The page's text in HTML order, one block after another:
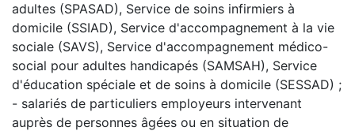
adultes (SPASAD), Service de soins infirmiers à
domicile (SSIAD), Service d'accompagnement à la vie
sociale (SAVS), Service d'accompagnement médico-
social pour adultes handicapés (SAMSAH), Service
d'éducation spéciale et de soins à domicile (SESSAD) ;
- salariés de particuliers employeurs intervenant
auprès de personnes âgées ou en situation de